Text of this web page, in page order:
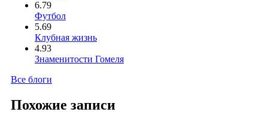
6.79
Футбол
5.69
Клубная жизнь
4.93
Знаменитости Гомеля
Все блоги
Похожие записи